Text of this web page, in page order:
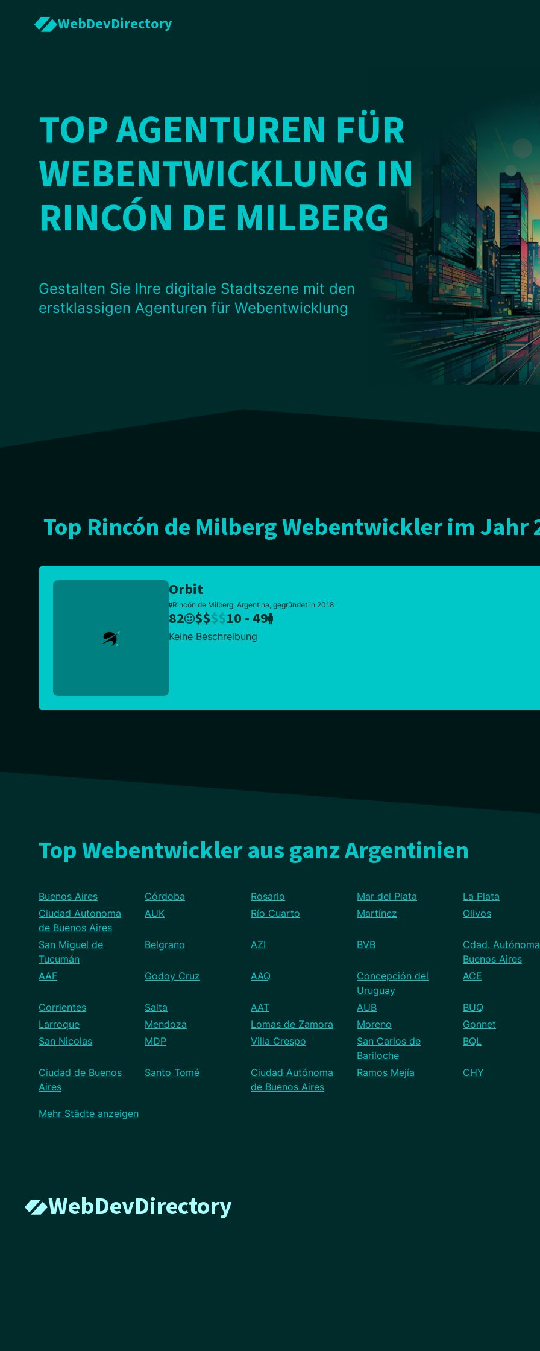
WebDevDirectory
TOP AGENTUREN FÜR
WEBENTWICKLUNG IN
RINCÓN DE MILBERG
Gestalten Sie Ihre digitale Stadtszene mit den
erstklassigen Agenturen für Webentwicklung
Top Rincón de Milberg Webentwickler im Jahr
Orbit
Rincón de Milberg, Argentina, gegründet in 2018
82 $$$$10 - 49
Keine Beschreibung
Top Webentwickler aus ganz Argentinien
Buenos Aires Córdoba Rosario Mar del Plata
La Plata
Ciudad Autonoma
de Buenos Aires
AUK Río Cuarto Martínez Olivos
San Miguel de
Tucumán
Belgrano AZI BVB
Cdad.
Buenos Aires
AAF
Godoy Cruz AAQ
Concepción del
Uruguay
ACE
Corrientes Salta AAT AUB
BUQ
Larroque
Mendoza Lomas de Zamora Moreno
Gonnet
San Nicolas
MDP Villa Crespo
San Carlos de
Bariloche
BQL
Ciudad de Buenos
Aires
Santo Tomé
Ciudad Autónoma
de Buenos Aires
Ramos Mejía CHY
Mehr Städte anzeigen
WebDevDirectory